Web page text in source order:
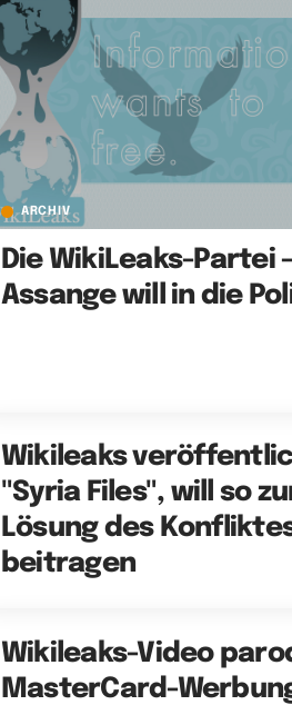
ARCHIV
Die WikiLeaks-Partei
Assange will in die
Wikileaks
"Syria Files", will so
Lösung des
beitragen
Wikileaks-Video
MasterCard-